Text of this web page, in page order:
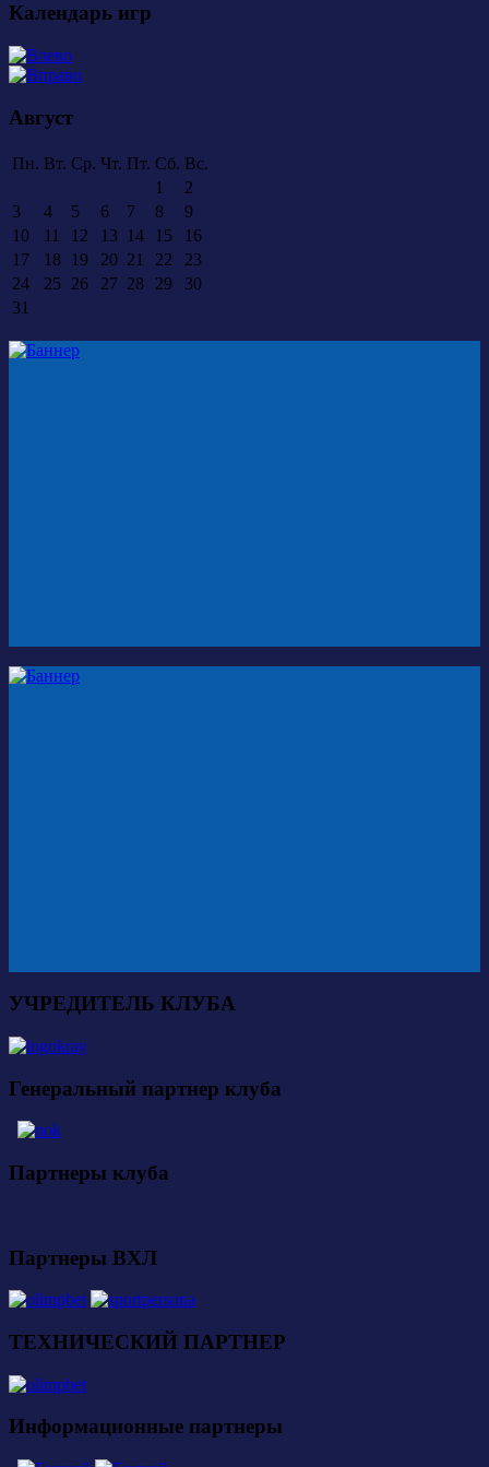
Календарь игр
Август
Пн. Вт. Ср. Чт. Пт. Сб. Вс.
1
2
3
4 5 6 7 8
9
10
11 12 13 14 15
16
17
18 19 20 21 22
23
24
25 26 27 28 29
30
31
УЧРЕДИТЕЛЬ КЛУБА
Генеральный партнер клуба
Партнеры клуба
Партнеры ВХЛ
ТЕХНИЧЕСКИЙ ПАРТНЕР
Информационные партнеры